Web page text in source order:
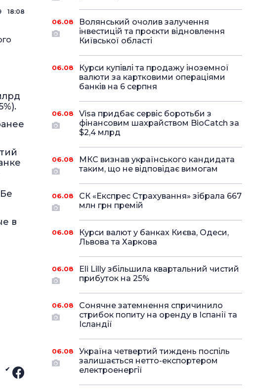
18:08
в
06.08
Волянський очолив залучення
інвестицій та проєкти відновлення
Київської області
06.08
Курси купівлі та продажу іноземної
валюти за картковими операціями
банків на 6 серпня
06.08
Visa придбає сервіс боротьби з
фінансовим шахрайством BioCatch за
$2,4 млрд
06.08
МКС визнав українського кандидата
таким, що не відповідає вимогам
06.08
СК «Експрес Страхування» зібрала 667
млн грн премій
06.08
Курси валют у банках Києва, Одеси,
Львова та Харкова
06.08
Eli Lilly збільшила квартальний чистий
прибуток на 25%
06.08
Сонячне затемнення спричинило
стрибок попиту на оренду в Іспанії та
Ісландії
06.08
Україна четвертий тиждень поспіль
залишається нетто-експортером
електроенергії